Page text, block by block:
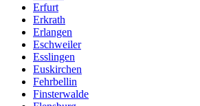
Erfurt
Erkrath
Erlangen
Eschweiler
Esslingen
Euskirchen
Fehrbellin
Finsterwalde